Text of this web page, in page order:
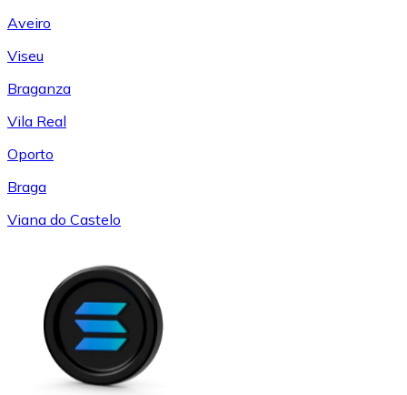
Aveiro
Viseu
Braganza
Vila Real
Oporto
Braga
Viana do Castelo